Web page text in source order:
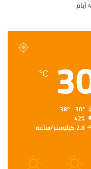
℃
38º - 30º
42%
2.8 كيلومتر/ساعة